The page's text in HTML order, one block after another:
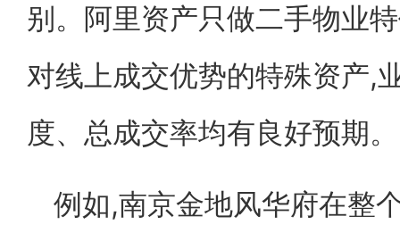
别。阿里资产只做二手物业
对线上成交优势的特殊资产,
度、总成交率均有良好预期。
例如,南京金地风华府在整